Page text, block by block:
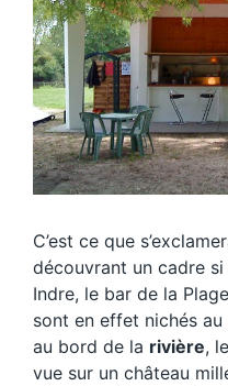
C’est ce que
découvrant un cadre
Indre, le bar de la
sont en effet nichés
au bord de la rivière,
vue sur un château